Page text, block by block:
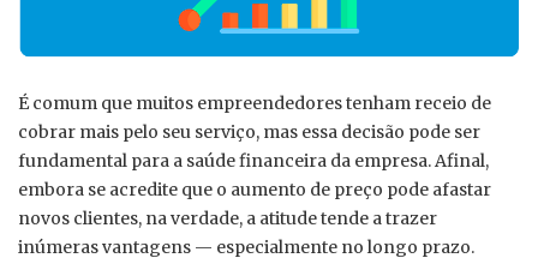
É comum que muitos empreendedores tenham receio de
cobrar mais pelo seu serviço, mas essa decisão pode ser
fundamental para a saúde financeira da empresa. Afinal,
embora se acredite que o aumento de preço pode afastar
novos clientes, na verdade, a atitude tende a trazer
inúmeras vantagens — especialmente no longo prazo.